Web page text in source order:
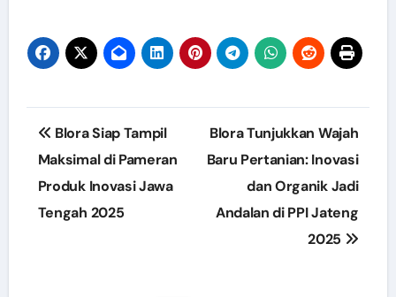
Post
navigation
Blora Siap Tampil
Maksimal di Pameran
Produk Inovasi Jawa
Tengah 2025
Blora Tunjukkan Wajah
Baru Pertanian: Inovasi
dan Organik Jadi
Andalan di PPI Jateng
2025